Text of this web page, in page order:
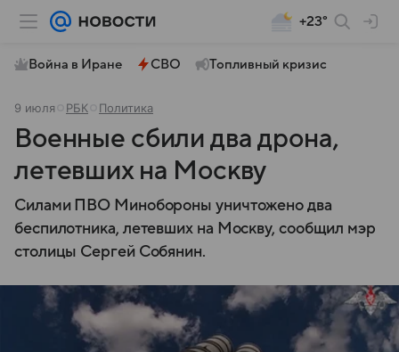
+23°
Война в Иране СВО Топливный кризис
9 июля РБК Политика
Военные сбили два дрона,
летевших на Москву
Силами ПВО Минобороны уничтожено два
беспилотника, летевших на Москву, сообщил мэр
столицы Сергей Собянин.